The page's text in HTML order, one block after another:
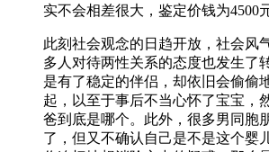
实不会相差很大，鉴定价钱为4500
此刻社会观念的日趋开放，社会风
多人对待两性关系的态度也发生了
是有了稳定的伴侣，却依旧会偷偷
起，以至于事后不当心怀了宝宝，
爸到底是哪个。此外，很多男同胞
了，但又不确认自己是不是这个婴